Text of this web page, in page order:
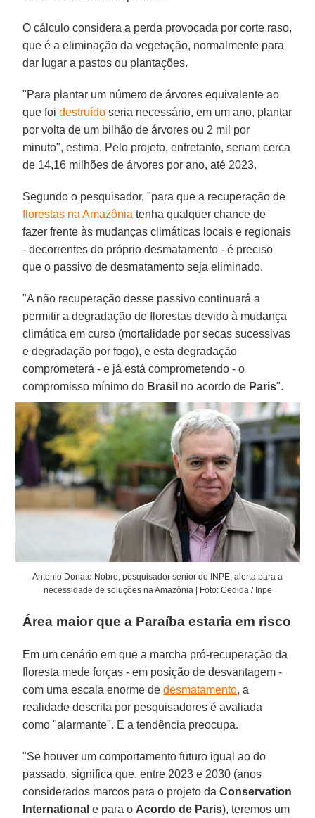
O cálculo considera a perda provocada por corte raso,
que é a eliminação da vegetação, normalmente para
dar lugar a pastos ou plantações.
"Para plantar um número de árvores equivalente ao
que foidestruído seria necessário, em um ano, plantar
por volta de um bilhão de árvores ou 2 mil por
minuto", estima. Pelo projeto, entretanto, seriam cerca
de 14,16 milhões de árvores por ano, até 2023.
Segundo o pesquisador, "para que a recuperação de
florestas na Amazônia tenha qualquer chance de
fazer frente às mudanças climáticas locais e regionais
- decorrentes do próprio desmatamento - é preciso
que o passivo de desmatamento seja eliminado.
"A não recuperação desse passivo continuará a
permitir a degradação de florestas devido à mudança
climática em curso (mortalidade por secas sucessivas
e degradação por fogo), e esta degradação
comprometerá - e já está comprometendo - o
compromisso mínimo do Brasil no acordo de Paris".
Antonio Donato Nobre, pesquisador senior do INPE, alerta para a
necessidade de soluções na Amazônia | Foto: Cedida / Inpe
Área maior que a Paraíba estaria em risco
Em um cenário em que a marcha pró-recuperação da
floresta mede forças - em posição de desvantagem -
com uma escala enorme dedesmatamento, a
realidade descrita por pesquisadores é avaliada
como "alarmante". E a tendência preocupa.
"Se houver um comportamento futuro igual ao do
passado, significa que, entre 2023 e 2030 (anos
considerados marcos para o projeto daConservation
International e para o Acordo de Paris), teremos um